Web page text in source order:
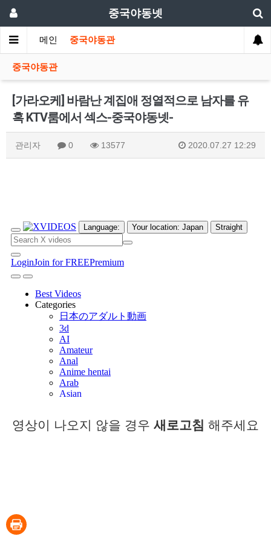
중국야동넷
메인 중국야동관
중국야동관
[가라오케] 바람난 계집애 정열적으로 남자를 유
혹 KTV룸에서 섹스-중국야동넷-
관리자 0 13577 2020.07.27 12:29
영상이 나오지 않을 경우 새로고침 해주세요